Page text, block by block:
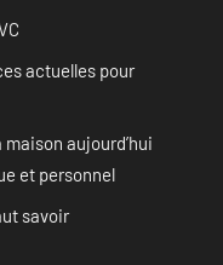
actuelles pour
aujourd’hui
et personnel
savoir